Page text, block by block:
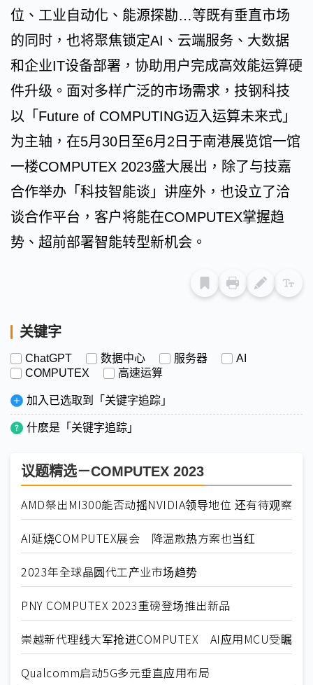
位、工业自动化、能源探勘…等既有垂直市场
的同时，也将聚焦锁定AI、云端服务、大数据
和企业IT设备部署，协助用户完成高效能运算硬
件升级。面对多样广泛的市场需求，技钢科技
以「Future of COMPUTING迈入运算未来式」
为主轴，在5月30日至6月2日于南港展览馆一馆
一楼COMPUTEX 2023盛大展出，除了与技嘉
合作举办「科技智能谈」讲座外，也设立了洽
谈合作平台，客户将能在COMPUTEX掌握趋
势、超前部署智能转型新机会。
关键字
ChatGPT 数据中心 服务器
AI
COMPUTEX
高速运算
加入已选取到「关键字追踪」
什麽是「关键字追踪」
议题精选－COMPUTEX 2023
AMD祭出MI300能否动摇NVIDIA领导地位 还有待观察
AI延烧COMPUTEX展会 降温散热方案也当红
2023年全球晶圆代工产业市场趋势
PNY COMPUTEX 2023重磅登场推出新品
崇越新代理线大军抢进COMPUTEX AI应用MCU受瞩
Qualcomm启动5G多元垂直应用布局